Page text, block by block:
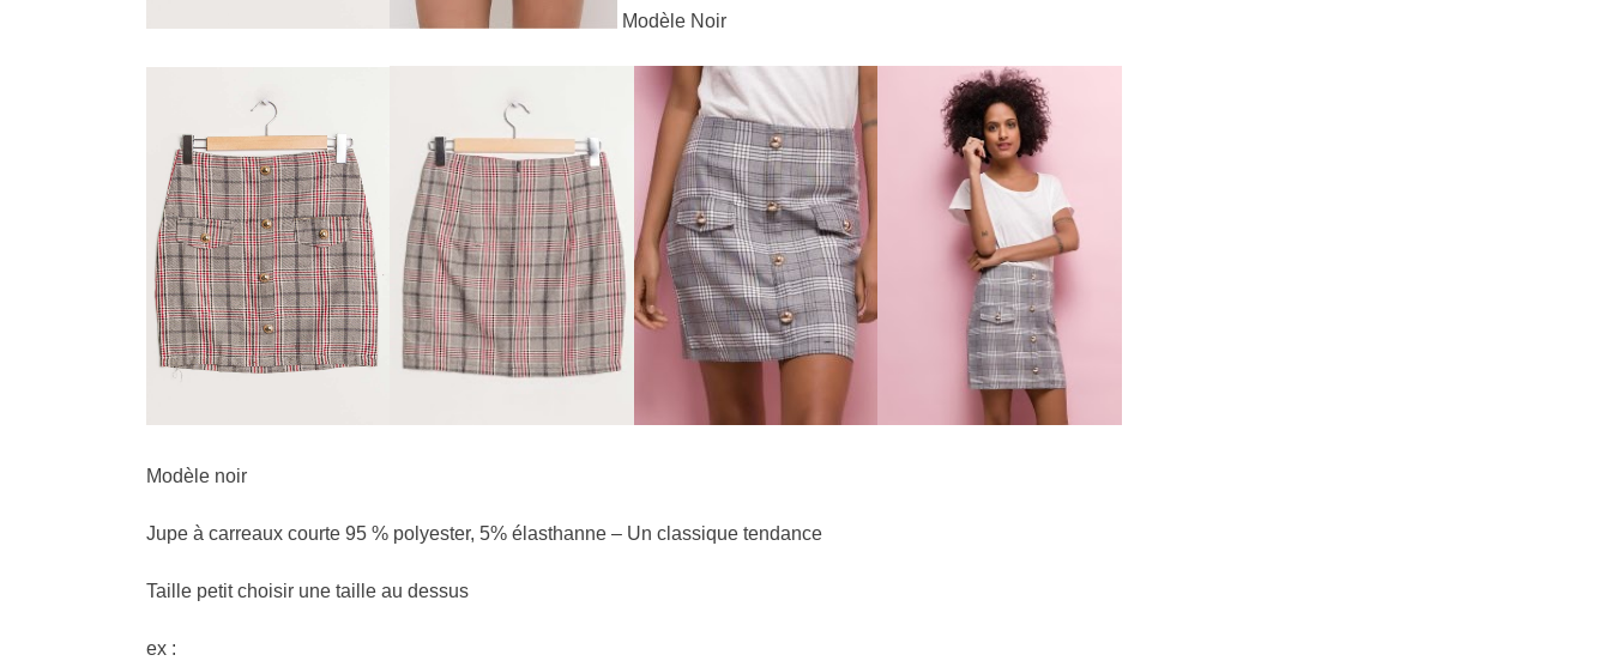
Modèle Noir
Modèle noir
Jupe à carreaux courte 95 % polyester, 5% élasthanne – Un classique tendance
Taille petit choisir une taille au dessus
ex :